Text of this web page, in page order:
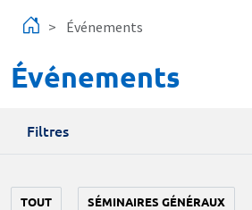
Événements
Événements
Filtres
TOUT SÉMINAIRES GÉNÉRAUX